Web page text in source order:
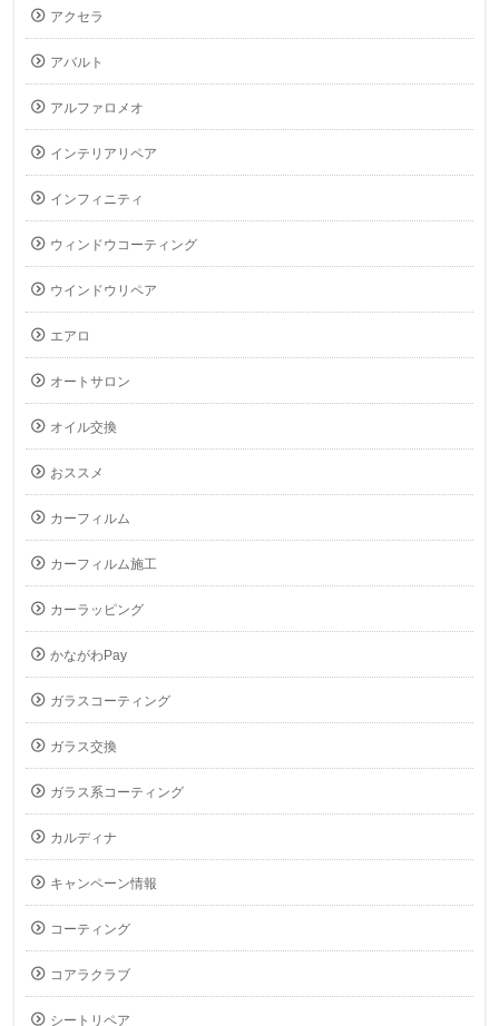
アクセラ
アバルト
アルファロメオ
インテリアリペア
インフィニティ
ウィンドウコーティング
ウインドウリペア
エアロ
オートサロン
オイル交換
おススメ
カーフィルム
カーフィルム施工
カーラッピング
かながわPay
ガラスコーティング
ガラス交換
ガラス系コーティング
カルディナ
キャンペーン情報
コーティング
コアラクラブ
シートリペア